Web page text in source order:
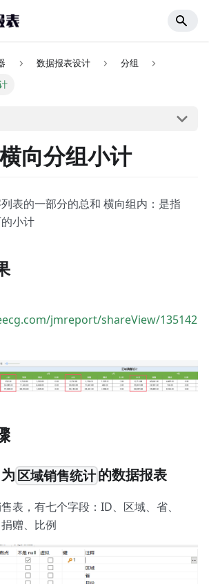
数据报表设计
分组
向分组小计
表的一部分的总和 横向组内：是指
小计
jmreport/shareView/135142
区域销售统计的数据报表
表，有七个字段：ID、区域、省、
赠、比例